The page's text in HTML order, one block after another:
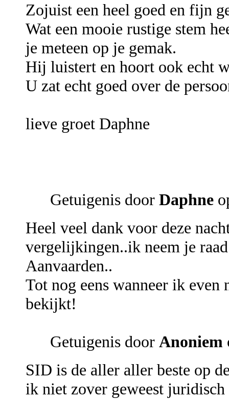
Zojuist een heel goed en fijn
Wat een mooie rustige stem
je meteen op je gemak.
Hij luistert en hoort ook echt
U zat echt goed over de
lieve groet Daphne
Getuigenis door Daphne
Heel veel dank voor deze
vergelijkingen..ik neem je
Aanvaarden..
Tot nog eens wanneer ik even
bekijkt!
Getuigenis door Anoniem
SID is de aller aller beste op
ik niet zover geweest